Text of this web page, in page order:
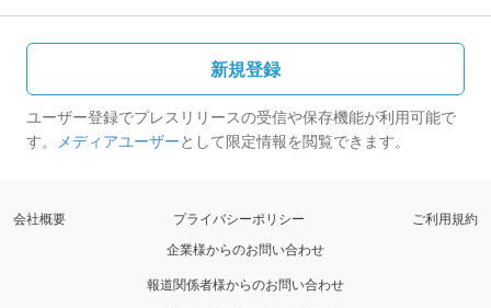
新規登録
ユーザー登録でプレスリリースの受信や保存機能が利用可能で
す。 メディアユーザーとして限定情報を閲覧できます。
会社概要 プライバシーポリシー
ご利用規約
企業様からのお問い合わせ
報道関係者様からのお問い合わせ